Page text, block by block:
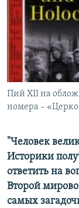
ПОБЕДИТЕЛЕЙ
ELIFBE
УКРАИНСКАЯ
Все сайты
Пий XII на
номера –
"Человек
Историки
ответить на
Второй
самых